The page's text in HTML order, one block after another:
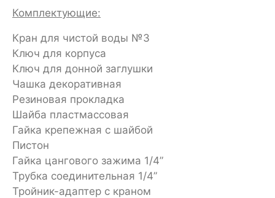
Комплектующие:
Кран для чистой воды №3
Ключ для корпуса
Ключ для донной заглушки
Чашка декоративная
Резиновая прокладка
Шайба пластмассовая
Гайка крепежная с шайбой
Пистон
Гайка цангового зажима 1/4”
Трубка соединительная 1/4”
Тройник-адаптер с краном